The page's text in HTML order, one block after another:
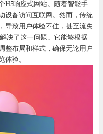
H5响应式网站。随着智能手
设备访问互联网。然而，传统
导致用户体验不佳，甚至流失
决了这一问题。它能够根据
整布局和样式，确保无论用户
体验。